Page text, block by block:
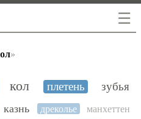
☰
»
кол плетень зубья
казнь дреколье
манхеттен